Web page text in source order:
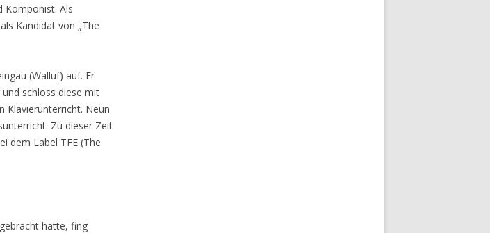
Komponist. Als
Kandidat von „The
(Walluf) auf. Er
schloss diese mit
Klavierunterricht. Neun
Zu dieser Zeit
dem Label TFE (The
hatte, fing